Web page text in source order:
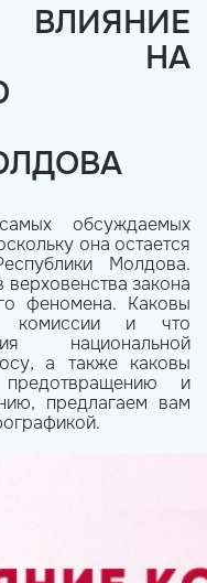
ВЛИЯНИЕ
НА
обсуждаемых
она остается
Молдова.
закона
феномена. Каковы
комиссии и что
национальной
а также каковы
и
предлагаем вам